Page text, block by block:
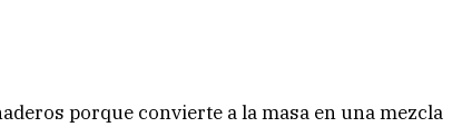
porque convierte a la masa en una mezcla